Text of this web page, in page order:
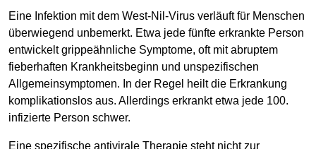
Eine Infektion mit dem West-Nil-Virus verläuft für Menschen
überwiegend unbemerkt. Etwa jede fünfte erkrankte Person
entwickelt grippeähnliche Symptome, oft mit abruptem
fieberhaften Krankheitsbeginn und unspezifischen
Allgemeinsymptomen. In der Regel heilt die Erkrankung
komplikationslos aus. Allerdings erkrankt etwa jede 100.
infizierte Person schwer.
Eine spezifische antivirale Therapie steht nicht zur